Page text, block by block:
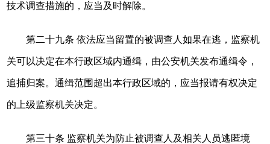
技术调查措施的，应当及时解除。
第二十九条 依法应当留置的被调查人如果在逃，监察机
关可以决定在本行政区域内通缉，由公安机关发布通缉令，
追捕归案。通缉范围超出本行政区域的，应当报请有权决定
的上级监察机关决定。
第三十条 监察机关为防止被调查人及相关人员逃匿境